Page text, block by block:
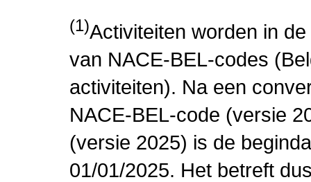
(1)Activiteiten worden in
van NACE-BEL-codes
activiteiten). Na een
NACE-BEL-code (versie
(versie 2025) is de
01/01/2025. Het betreft